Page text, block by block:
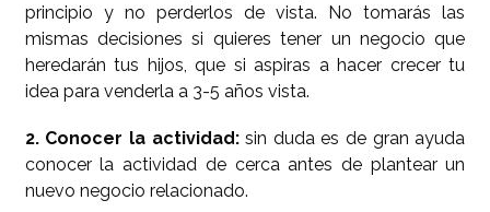
principio y no perderlos de vista. No tomarás las
mismas decisiones si quieres tener un negocio que
heredarán tus hijos, que si aspiras a hacer crecer tu
idea para venderla a 3-5 años vista.
2. Conocer la actividad:sin duda es de gran ayuda
conocer la actividad de cerca antes de plantear un
nuevo negocio relacionado.